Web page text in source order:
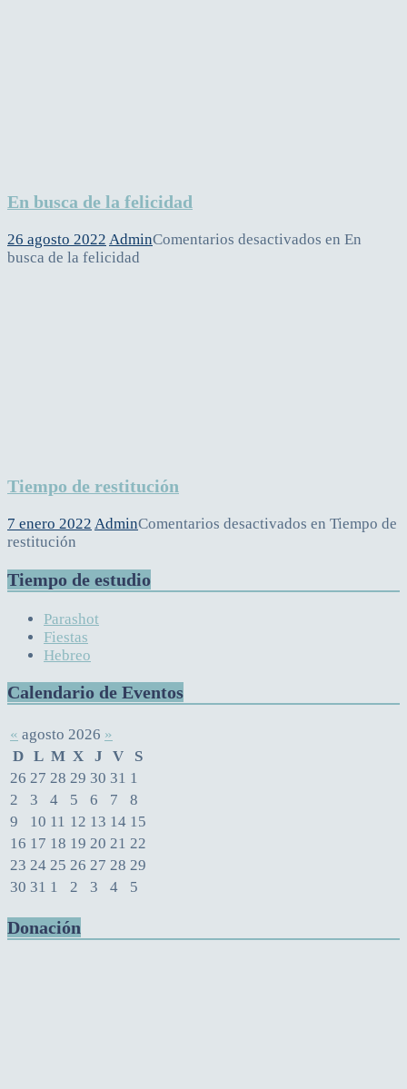
En busca de la felicidad
26 agosto 2022 AdminComentarios desactivados en En
busca de la felicidad
Tiempo de restitución
7 enero 2022 AdminComentarios desactivados en Tiempo de
restitución
Tiempo de estudio
Parashot
Fiestas
Hebreo
Calendario de Eventos
« agosto 2026 »
D L M X J V
S
26 27 28 29 30 31 1
2
3 4 5 6 7
8
9
10 11 12 13 14 15
16 17 18 19 20 21 22
23 24 25 26 27 28 29
30 31 1 2 3 4 5
Donación